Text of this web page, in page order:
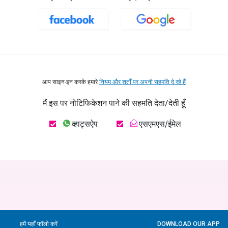
आप साइन-इन करके हमारेनियम और शर्तों पर अपनी सहमति दे रहे हैं
मैं इस पर नोटिफिकेशन पाने की सहमति देता/देती हूँ
व्हाट्सऐप एसएमएस/ईमेल
हमें यहाँ फॉलो करें DOWNLOAD OUR APP